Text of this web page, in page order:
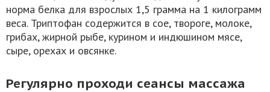
норма белка для взрослых 1,5 грамма на 1 килограмм
веса. Триптофан содержится в сое, твороге, молоке,
грибах, жирной рыбе, курином и индюшином мясе,
сыре, орехах и овсянке.
Регулярно проходи сеансы массажа